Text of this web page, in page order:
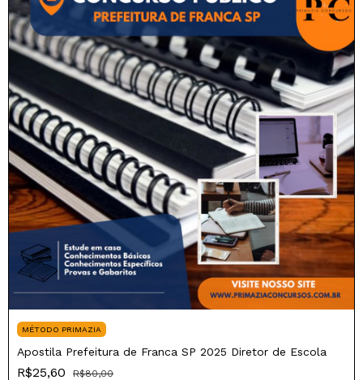
MÉTODO PRIMAZIA
Apostila Prefeitura de Franca SP 2025 Diretor de Escola
R$25,60
R$80,00